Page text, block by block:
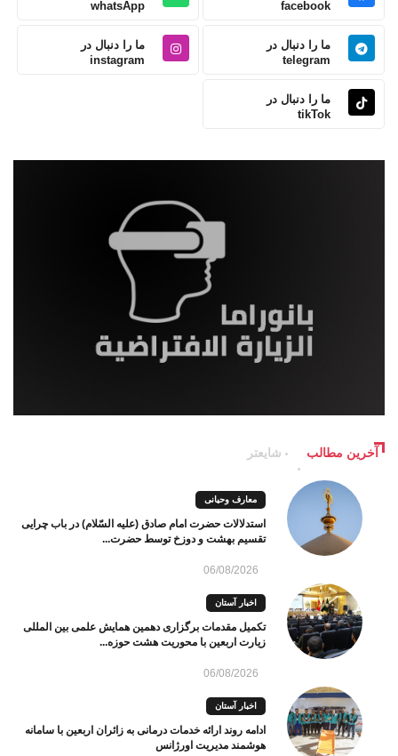
facebook
whatsApp
ما را دنبال در
telegram
ما را دنبال در
instagram
ما را دنبال در
tikTok
آخرین مطالب شایعتر
معارف وحیانی
استدلالات حضرت امام صادق (علیه السّلام) در باب چرایی
تقسیم بهشت و دوزخ توسط حضرت...
06/08/2026
اخبار آستان
تکمیل مقدمات برگزاری دهمین همایش علمی بین المللی
زیارت اربعین با محوریت هشت حوزه...
06/08/2026
اخبار آستان
ادامه روند ارائه خدمات درمانی به زائران اربعین با سامانه
هوشمند مدیریت اورژانس